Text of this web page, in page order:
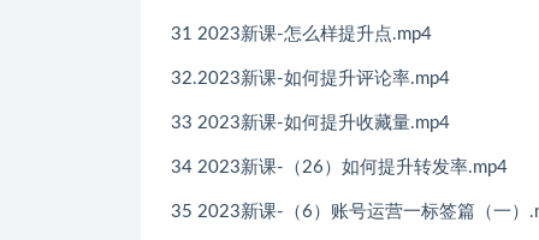
31 2023新课-怎么样提升点.mp4
32.2023新课-如何提升评论率.mp4
33 2023新课-如何提升收藏量.mp4
34 2023新课-（26）如何提升转发率.mp4
35 2023新课-（6）账号运营一标签篇（一）